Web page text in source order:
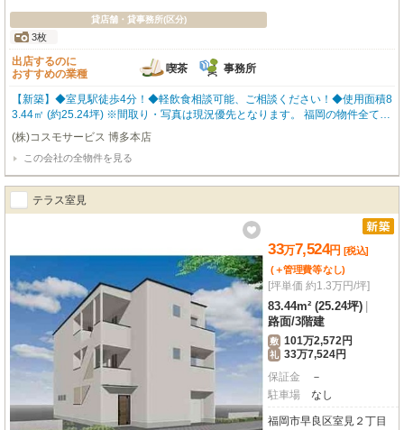
貸店舗・貸事務所(区分)
3枚
出店するのに
おすすめの業種
喫茶 事務所
【新築】◆室見駅徒歩4分！◆軽飲食相談可能、ご相談ください！◆使用面積8
3.44㎡ (約25.24坪) ※間取り・写真は現況優先となります。 福岡の物件全てご
紹介出来ます！！何でもご相談下さい♪
(株)コスモサービス 博多本店
この会社の全物件を見る
テラス室見
33万7,524円 [税込]
(＋管理費等なし)
[坪単価 約1.3万円/坪]
83.44m² (25.24坪)
路面/3階建
敷 101万2,572円
礼 33万7,524円
保証金
－
駐車場
なし
福岡市早良区室見２丁目